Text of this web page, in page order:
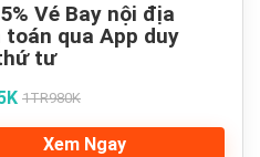
Vé Bay nội địa
toán qua App duy
tư
1TR980K
Xem Ngay